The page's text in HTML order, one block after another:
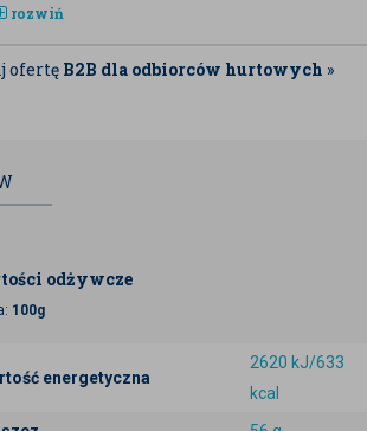
rozwiń
ofertę B2B dla odbiorców hurtowych »
odżywcze
100g
energetyczna
2620 kJ/633
kcal